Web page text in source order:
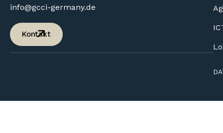
info@gcci-germany.de
Kontakt